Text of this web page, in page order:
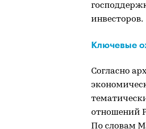
инвесторов.
Ключевые
Согласно
отношений
По словам